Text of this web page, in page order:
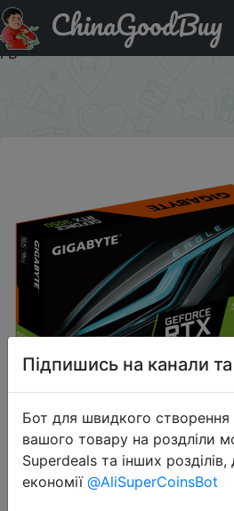
Промокод на знижку
Видеокарта GIGABYTE GeForce
ГБ
ChinaGoodBuy
Підпишись на канали
Бот для швидкого
вашого товару на роздліли
Superdeals та інших розділів,
економії @AliSuperCoinsBot